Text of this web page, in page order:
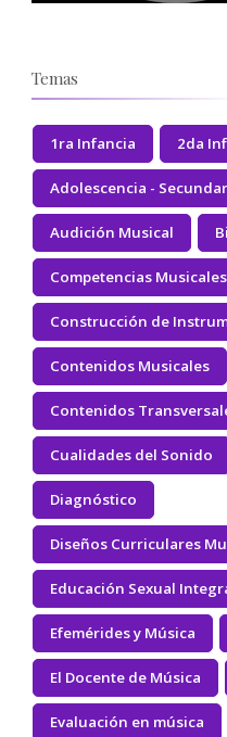
Temas
1ra Infancia 2da
Adolescencia -
Audición Musical
Competencias Musicales
Construcción de
Contenidos Musicales
Contenidos
Cualidades del Sonido
Diagnóstico
Diseños Curriculares
Educación Sexual
Efemérides y Música
El Docente de Música
Evaluación en música